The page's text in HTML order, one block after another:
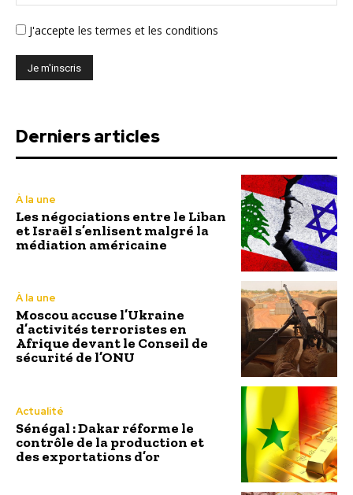
J'accepte les termes et les conditions
Derniers articles
À la une
Les négociations entre le Liban
et Israël s’enlisent malgré la
médiation américaine
À la une
Moscou accuse l’Ukraine
d’activités terroristes en
Afrique devant le Conseil de
sécurité de l’ONU
Actualité
Sénégal : Dakar réforme le
contrôle de la production et
des exportations d’or